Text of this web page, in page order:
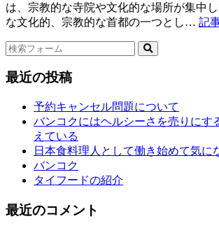
は、宗教的な寺院や文化的な場所が集中
な文化的、宗教的な首都の一つとし… 記
最近の投稿
予約キャンセル問題について
バンコクにはヘルシーさを売りにす
えている
日本食料理人として働き始めて気に
バンコク
タイフードの紹介
最近のコメント